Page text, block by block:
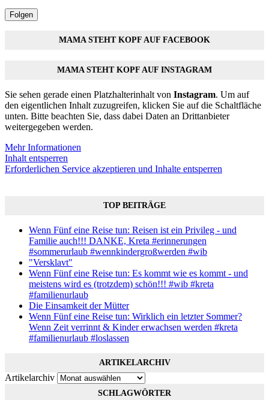
Folgen
MAMA STEHT KOPF AUF FACEBOOK
MAMA STEHT KOPF AUF INSTAGRAM
Sie sehen gerade einen Platzhalterinhalt von Instagram. Um auf
den eigentlichen Inhalt zuzugreifen, klicken Sie auf die Schaltfläche
unten. Bitte beachten Sie, dass dabei Daten an Drittanbieter
weitergegeben werden.
Mehr Informationen
Inhalt entsperren
Erforderlichen Service akzeptieren und Inhalte entsperren
TOP BEITRÄGE
Wenn Fünf eine Reise tun: Reisen ist ein Privileg - und
Familie auch!!! DANKE, Kreta #erinnerungen
#sommerurlaub #wennkindergroßwerden #wib
"Versklavt"
Wenn Fünf eine Reise tun: Es kommt wie es kommt - und
meistens wird es (trotzdem) schön!!! #wib #kreta
#familienurlaub
Die Einsamkeit der Mütter
Wenn Fünf eine Reise tun: Wirklich ein letzter Sommer?
Wenn Zeit verrinnt & Kinder erwachsen werden #kreta
#familienurlaub #loslassen
ARTIKELARCHIV
Artikelarchiv
SCHLAGWÖRTER